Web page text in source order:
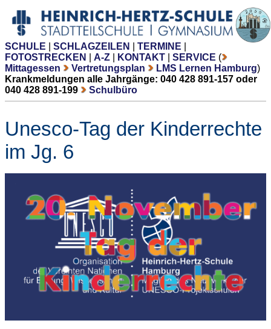
SCHULE SCHLAGZEILEN TERMINE
FOTOSTRECKEN
A-Z KONTAKT SERVICE (
Mittagessen
Vertretungsplan LMS Lernen Hamburg)
Krankmeldungen alle Jahrgänge: 040 428 891-157 oder
040 428 891-199
Schulbüro
Unesco-Tag der Kinderrechte
im Jg. 6